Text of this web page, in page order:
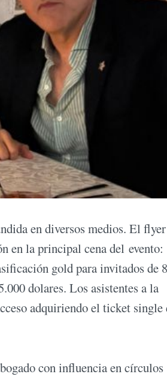
en diversos medios. El
en la principal cena del evento:
gold para invitados de
dolares. Los asistentes a la
adquiriendo el ticket single
con influencia en círculos